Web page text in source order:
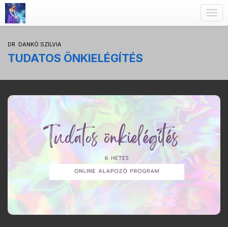
DR. DANKÓ SZILVIA
TUDATOS ÖNKIELÉGÍTÉS